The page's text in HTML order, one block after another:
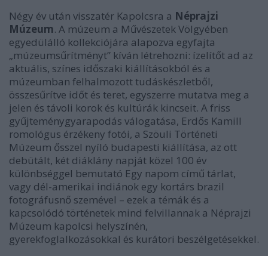
Négy év után visszatér Kapolcsra a Néprajzi
Múzeum. A múzeum a Művészetek Völgyében
egyedülálló kollekciójára alapozva egyfajta
„múzeumsűrítményt” kíván létrehozni: ízelítőt ad az
aktuális, színes időszaki kiállításokból és a
múzeumban felhalmozott tudáskészletből,
összesűrítve időt és teret, egyszerre mutatva meg a
jelen és távoli korok és kultúrák kincseit. A friss
gyűjteménygyarapodás válogatása, Erdős Kamill
romológus érzékeny fotói, a Szöuli Történeti
Múzeum ősszel nyíló budapesti kiállítása, az ott
debütált, két diáklány napját közel 100 év
különbséggel bemutató Egy napom című tárlat,
vagy dél-amerikai indiánok egy kortárs brazil
fotográfusnő szemével – ezek a témák és a
kapcsolódó történetek mind felvillannak a Néprajzi
Múzeum kapolcsi helyszínén,
gyerekfoglalkozásokkal és kurátori beszélgetésekkel.